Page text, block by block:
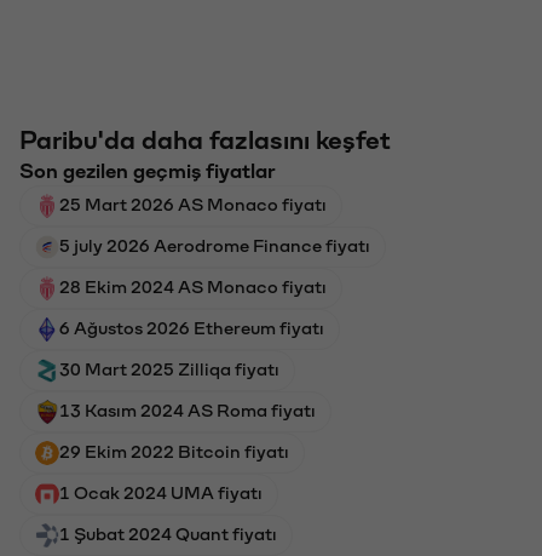
Paribu'da daha fazlasını keşfet
Son gezilen geçmiş fiyatlar
25 Mart 2026 AS Monaco fiyatı
5 july 2026 Aerodrome Finance fiyatı
28 Ekim 2024 AS Monaco fiyatı
6 Ağustos 2026 Ethereum fiyatı
30 Mart 2025 Zilliqa fiyatı
13 Kasım 2024 AS Roma fiyatı
29 Ekim 2022 Bitcoin fiyatı
1 Ocak 2024 UMA fiyatı
1 Şubat 2024 Quant fiyatı